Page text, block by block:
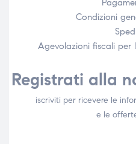
Condizioni
Agevolazioni fiscali per
Registrati alla
iscriviti per ricevere le
e le